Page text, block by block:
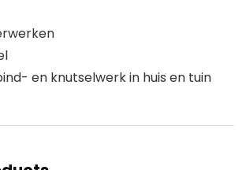
en knutselwerk in huis en tuin